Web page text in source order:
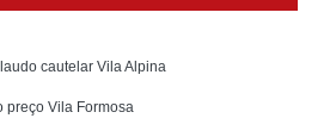
cautelar Vila Alpina
preço Vila Formosa